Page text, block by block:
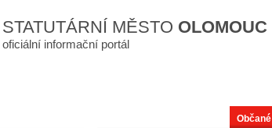
STATUTÁRNÍ MĚSTO OLOMOUC
oficiální informační portál
Občané